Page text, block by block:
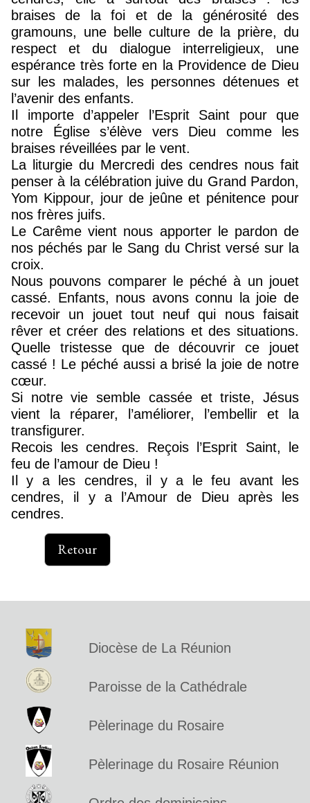
braises de la foi et de la générosité des
gramouns, une belle culture de la prière, du
respect et du dialogue interreligieux, une
espérance très forte en la Providence de Dieu
sur les malades, les personnes détenues et
l’avenir des enfants.
Il importe d’appeler l’Esprit Saint pour que
notre Église s’élève vers Dieu comme les
braises réveillées par le vent.
La liturgie du Mercredi des cendres nous fait
penser à la célébration juive du Grand Pardon,
Yom Kippour, jour de jeûne et pénitence pour
nos frères juifs.
Le Carême vient nous apporter le pardon de
nos péchés par le Sang du Christ versé sur la
croix.
Nous pouvons comparer le péché à un jouet
cassé. Enfants, nous avons connu la joie de
recevoir un jouet tout neuf qui nous faisait
rêver et créer des relations et des situations.
Quelle tristesse que de découvrir ce jouet
cassé ! Le péché aussi a brisé la joie de notre
cœur.
Si notre vie semble cassée et triste, Jésus
vient la réparer, l’améliorer, l’embellir et la
transfigurer.
Recois les cendres. Reçois l’Esprit Saint, le
feu de l’amour de Dieu !
Il y a les cendres, il y a le feu avant les
cendres, il y a l’Amour de Dieu après les
cendres.
Retour
Diocèse de La Réunion
Paroisse de la Cathédrale
Pèlerinage du Rosaire
Pèlerinage du Rosaire Réunion